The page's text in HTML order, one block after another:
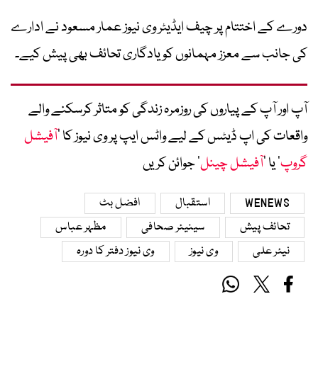
دورے کے اختتام پر چیف ایڈیٹر وی نیوز عمار مسعود نے ادارے
کی جانب سے معزز مہمانوں کو یادگاری تحائف بھی پیش کیے۔
آپ اور آپ کے پیاروں کی روزمرہ زندگی کو متاثر کرسکنے والے
واقعات کی اپ ڈیٹس کے لیے واٹس ایپ پر وی نیوز کا ’آفیشل
گروپ‘ یا ’آفیشل چینل‘ جوائن کریں
WENEWS استقبال
افضل بٹ
تحائف پیش
سینیئر صحافی
مظہر عباس
نیئر علی
وی نیوز وی نیوز دفتر کا دورہ